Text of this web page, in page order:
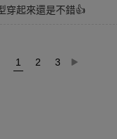
穿起來還是不錯👍
1 2 3